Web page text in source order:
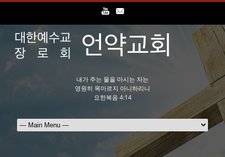
내가 주는 물을 마시는 자는
영원히 목마르지 아니하리니
요한복음 4:14